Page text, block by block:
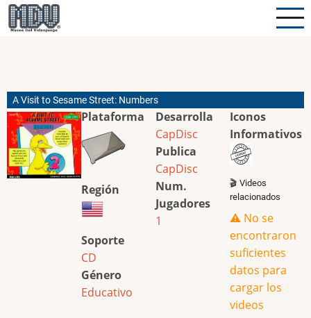
Pasar
al
A Visit to Sesame Street: Numbers
Plataforma
Región
Soporte
CD
Género
Educativo
Desarrolla
CapDisc
Publica
CapDisc
Num.
Jugadores
1
Iconos
Informativos
🎬 Videos
relacionados
⚠️ No se
encontraron
suficientes
datos para
cargar los
videos